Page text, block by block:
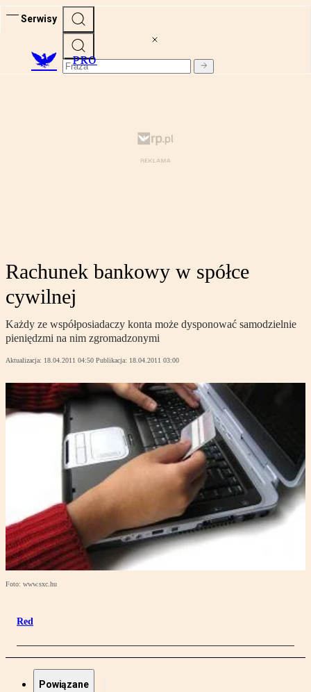
Serwisy
PRO
Rachunek bankowy w spółce
cywilnej
Każdy ze współposiadaczy konta może dysponować samodzielnie
pieniędzmi na nim zgromadzonymi
Aktualizacja: 18.04.2011 04:50 Publikacja: 18.04.2011 03:00
Foto: www.sxc.hu
Red
Powiązane